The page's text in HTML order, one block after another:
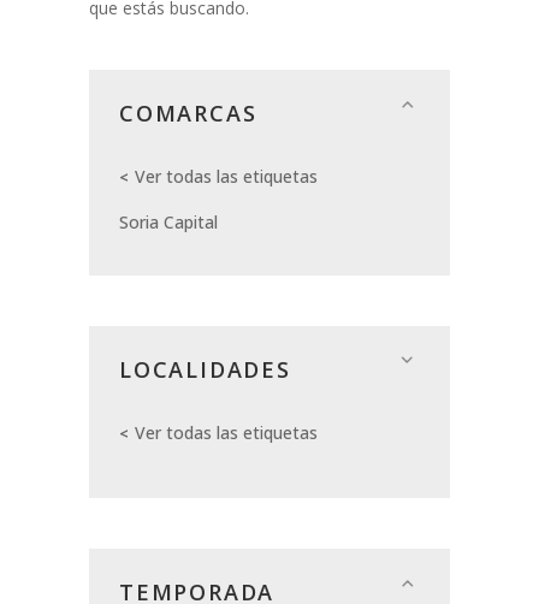
que estás buscando.
COMARCAS
Ver todas las etiquetas
Soria Capital
LOCALIDADES
Ver todas las etiquetas
TEMPORADA